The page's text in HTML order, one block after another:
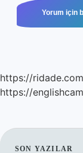
https://
https://
SON YAZILAR